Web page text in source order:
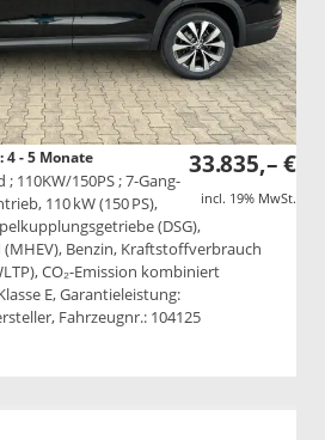
33.835,– €
incl. 19% MwSt.
- 5 Monate
110KW/150PS ; 7-Gang-
110 kW (150 PS),
(DSG),
Benzin, Kraftstoffverbrauch
CO₂-Emission kombiniert
E, Garantieleistung:
Fahrzeugnr.: 104125
drucken